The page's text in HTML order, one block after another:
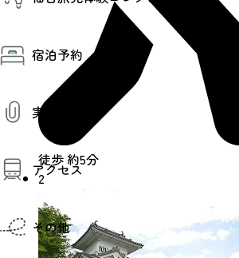
季節のイベント
プロスポーツチーム・プロオーケス
仙台の銘品
仙台夜時間
宿泊施設
仙台観光マップ
仙台旅先体験コレクション
体験プログラム検索（予約）
体験事業者からのお知らせ
体験トピックス
体験事業者
宿泊予約
宿泊予約
実用情報
観光案内
お役立ち情報
観光アプリ
仙台観光マップ
アクセス
仙台までの経路検索
市内の交通情報
お得なチケット
その他
徒歩 約5分
2